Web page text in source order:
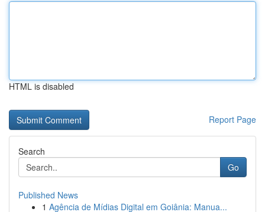
HTML is disabled
Report Page
Search
Go
Published News
1 Agência de Mídias Digital em Goiânia: Manua...